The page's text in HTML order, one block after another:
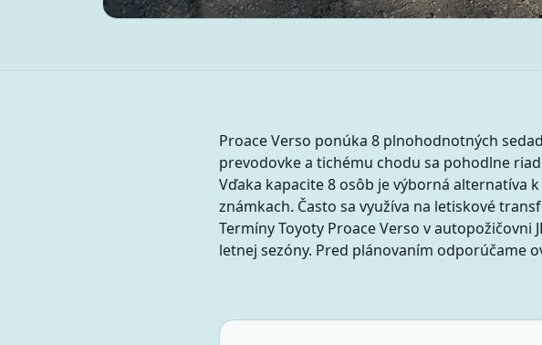
Proace Verso ponúka 8 plnohodnotných
prevodovke a tichému chodu sa pohodlne
Vďaka kapacite 8 osôb je výborná alternatíva
známkach. Často sa využíva na letiskové
Termíny Toyoty Proace Verso v autopožičovni
letnej sezóny. Pred plánovaním odporúčame